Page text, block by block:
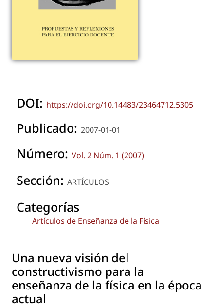
DOI: https://doi.org/10.14483/23464712.5305
Publicado: 2007-01-01
Número: Vol. 2 Núm. 1 (2007)
Sección: ARTÍCULOS
Categorías
Artículos de Enseñanza de la Física
Una nueva visión del
constructivismo para la
enseñanza de la física en la época
actual